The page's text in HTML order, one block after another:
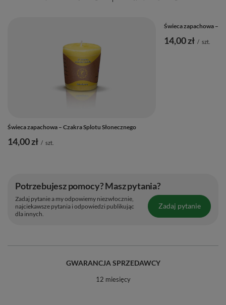
Energia powstająca podczas palenia świecy pomoże w
Umieść świecę na żaroodpornym podłożu, np. w szklanym
świeczniku lub na ceramicznej podstawce.
Zadbaj o to, aby świeca stała w nieprzewiewnym miejscu
– przeciąg może skrócić czas palenia.
Kraj pochodzenia: Indonezja
Świeca zapachowa – Czakra Splotu Słonecznego
14,00 zł / szt.
Świeca zapachowa –
14,00 zł / szt.
Potrzebujesz pomocy? Masz pytania?
Zadaj pytanie a my odpowiemy niezwłocznie,
najciekawsze pytania i odpowiedzi publikując
dla innych.
Zadaj pytanie
GWARANCJA SPRZEDAWCY
12 miesięcy